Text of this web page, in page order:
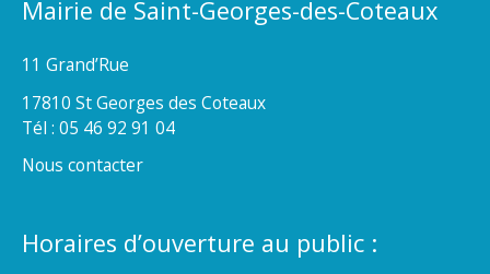
Mairie de Saint-Georges-des-Coteaux
11 Grand’Rue
17810 St Georges des Coteaux
Tél : 05 46 92 91 04
Nous contacter
Horaires d’ouverture au public :